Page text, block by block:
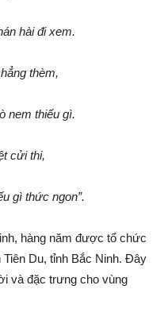
hài đi xem.
thèm,
nem thiếu gì.
cửi thi,
gì thức ngon”.
hàng năm được tổ chức
Du, tỉnh Bắc Ninh. Đây
và đặc trưng cho vùng